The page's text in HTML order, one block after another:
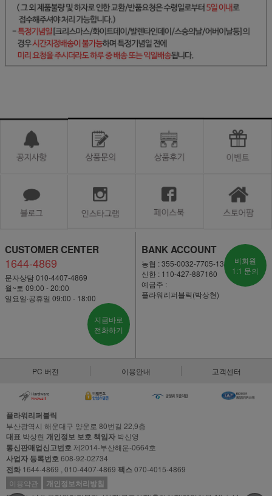
CUSTOMER CENTER
1644-4869
문자상담 010-4407-4869
월~토 09:00 - 20:00
일요일·공휴일 09:00 - 18:00
지금바로
전화하기
BANK ACCOUNT
농협 : 355-0032-7705-13
신한 : 110-427-887160
예금주 :
플라워리퍼블릭(박상현)
비회원
1:1 문의
PC 버전 이용안내 고객센터
플라워리퍼블릭
부산광역시 해운대구 양운로 80번길 22,9층
대표 박상현 개인정보 보호 책임자 박신영
통신판매업신고번호제2014-부산해운-0664호
사업자 등록번호608-92-02734
전화 1644-4869 , 010-4407-4869 팩스070-4015-4869
이용약관
개인정보처리방침